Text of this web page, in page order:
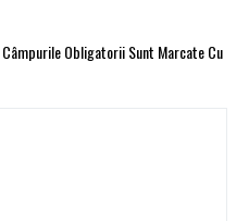
Câmpurile Obligatorii Sunt Marcate Cu